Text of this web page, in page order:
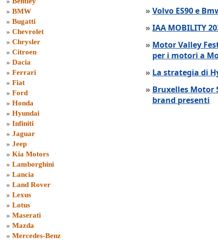
» BMW
» Bugatti
» Chevrolet
» Chrysler
» Citroen
» Dacia
» Ferrari
» Fiat
» Ford
» Honda
» Hyundai
» Infiniti
» Jaguar
» Jeep
» Kia Motors
» Lamborghini
» Lancia
» Land Rover
» Lexus
» Lotus
» Maserati
» Mazda
» Mercedes-Benz
» Volvo ES90 e
» IAA MOBILITY
» Motor Valley
per i motori a
» La strategia di
» Bruxelles Motor
brand presenti